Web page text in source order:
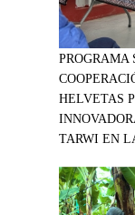
PROGRAMA
HELVETAS
TARWI EN